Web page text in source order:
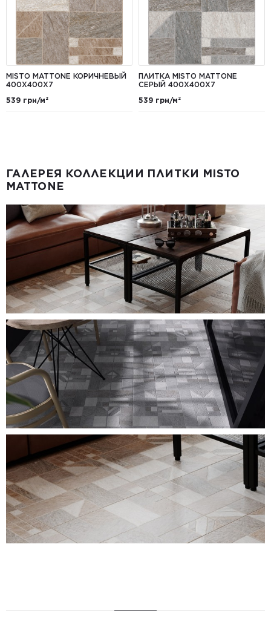
MISTO MATTONE КОРИЧНЕВЫЙ
400X400X7
539 грн/м²
ПЛИТКА MISTO MATTONE
СЕРЫЙ 400X400X7
539 грн/м²
ГАЛЕРЕЯ КОЛЛЕКЦИИ ПЛИТКИ MISTO
MATTONE